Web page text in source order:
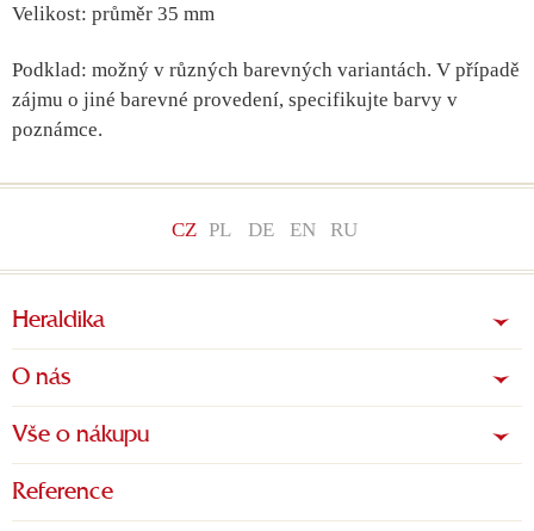
Velikost: průměr 35 mm
Podklad: možný v různých barevných variantách. V případě
zájmu o jiné barevné provedení, specifikujte barvy v
poznámce.
CZ PL DE EN RU
Heraldika
O nás
Vše o nákupu
Reference